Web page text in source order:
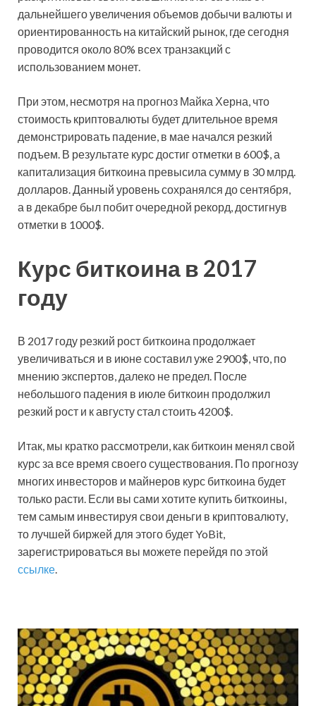
дальнейшего увеличения объемов добычи валюты и
ориентированность на китайский рынок, где сегодня
проводится около 80% всех транзакций с
использованием монет.
При этом, несмотря на прогноз Майка Херна, что
стоимость криптовалюты будет длительное время
демонстрировать падение, в мае начался резкий
подъем. В результате курс достиг отметки в 600$, а
капитализация биткоина превысила сумму в 30 млрд.
долларов. Данный уровень сохранялся до сентября,
а в декабре был побит очередной рекорд, достигнув
отметки в 1000$.
Курс биткоина в 2017
году
В 2017 году резкий рост биткоина продолжает
увеличиваться и в июне составил уже 2900$, что, по
мнению экспертов, далеко не предел. После
небольшого падения в июле биткоин продолжил
резкий рост и к августу стал стоить 4200$.
Итак, мы кратко рассмотрели, как биткоин менял свой
курс за все время своего существования. По прогнозу
многих инвесторов и майнеров курс биткоина будет
только расти. Если вы сами хотите купить биткоины,
тем самым инвестируя свои деньги в криптовалюту,
то лучшей биржей для этого будет YoBit,
зарегистрироваться вы можете перейдя по этой
ссылке